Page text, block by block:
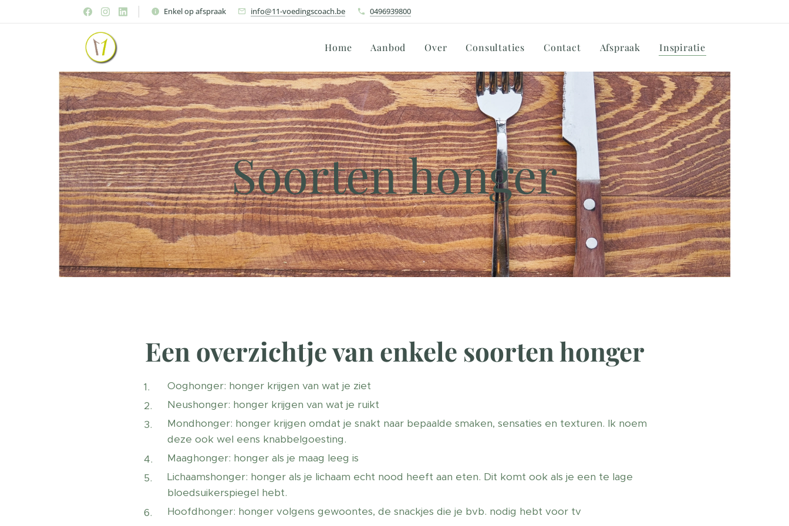
Enkel op afspraak info@11-voedingscoach.be 0496939800
Home Aanbod Over Consultaties Contact Afspraak Inspiratie
Soorten honger
Een overzichtje van enkele soorten honger
Ooghonger: honger krijgen van wat je ziet
Neushonger: honger krijgen van wat je ruikt
Mondhonger: honger krijgen omdat je snakt naar bepaalde smaken, sensaties en texturen. Ik noem
deze ook wel eens knabbelgoesting.
Maaghonger: honger als je maag leeg is
Lichaamshonger: honger als je lichaam echt nood heeft aan eten. Dit komt ook als je een te lage
bloedsuikerspiegel hebt.
Hoofdhonger: honger volgens gewoontes, de snackjes die je bvb. nodig hebt voor tv